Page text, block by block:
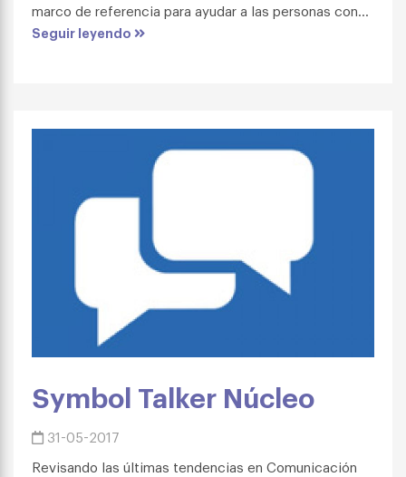
marco de referencia para ayudar a las personas con...
Seguir leyendo
Symbol Talker Núcleo
31-05-2017
Revisando las últimas tendencias en Comunicación